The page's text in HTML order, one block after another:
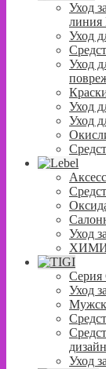
Уход
линия
Уход
Уход
Уход
Уход
Уход
Серия
Уход
Уход